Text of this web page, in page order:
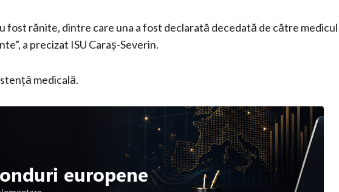
fost rănite, dintre care una a fost declarată decedată de către medicul
a precizat ISU Caraș-Severin.
medicală.